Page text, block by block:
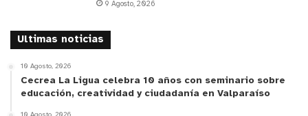
Humedales. La iniciativa monitoreará cinco
humedales ubicados en Pichidegua, Las Cabras y
Pichilemu, recopilando datos sobre
microorganismos, peces, anfibios, aves y
mamíferos.
9 Agosto, 2026
Ultimas noticias
10 Agosto, 2026
Cecrea La Ligua celebra 10 años con seminario sobre
educación, creatividad y ciudadanía en Valparaíso